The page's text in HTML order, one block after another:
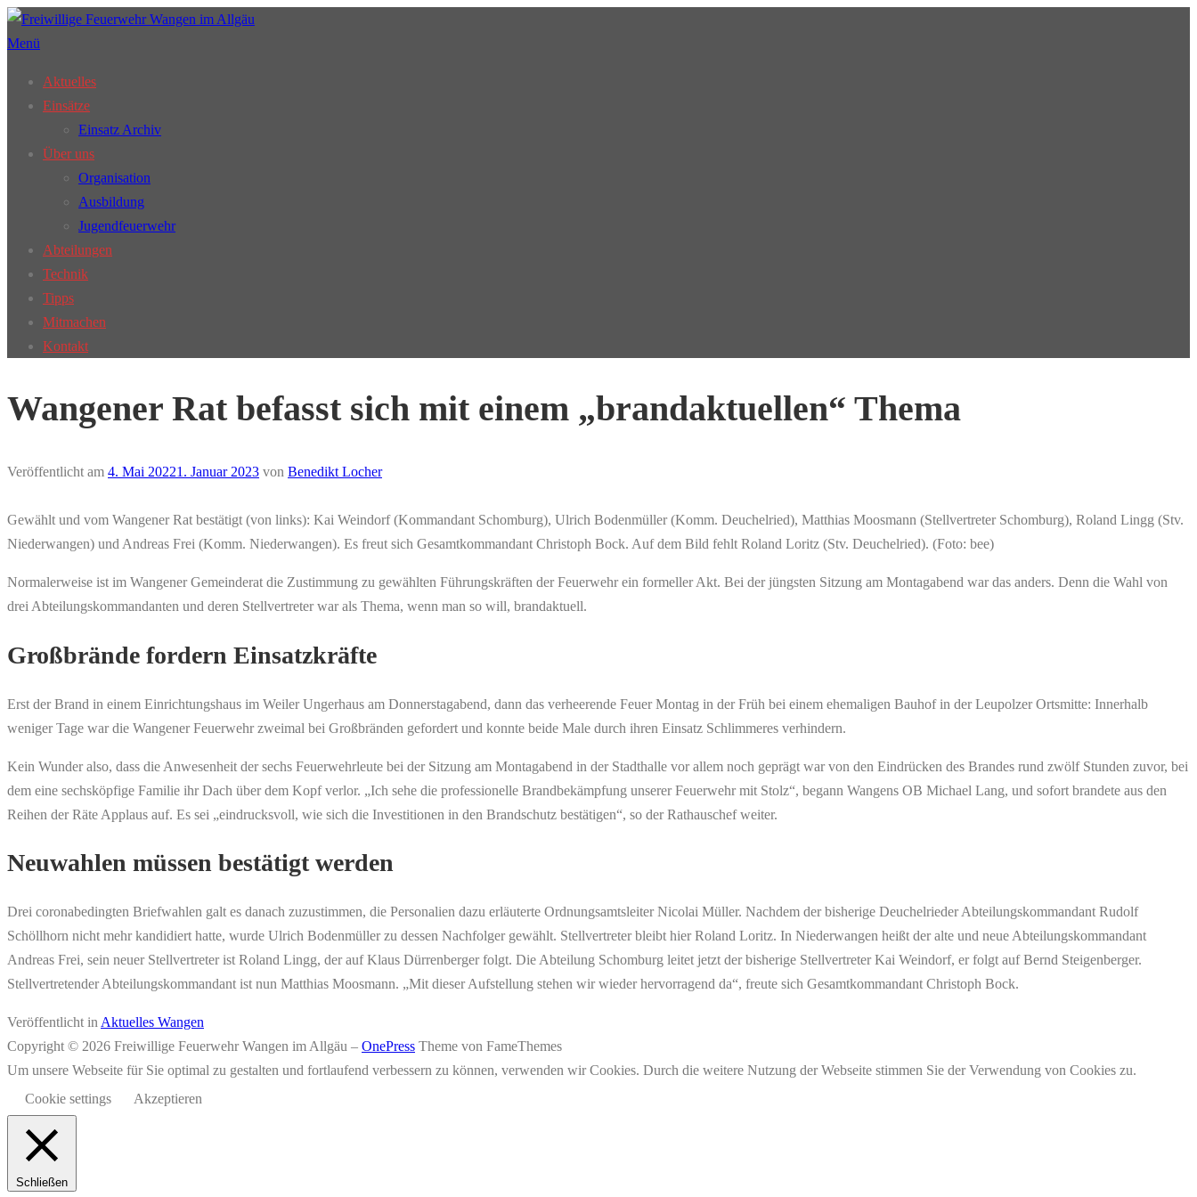
Zum
Inhalt
Menü
Aktuelles
Einsätze
Einsatz Archiv
Über uns
Organisation
Ausbildung
Jugendfeuerwehr
Abteilungen
Technik
Tipps
Mitmachen
Kontakt
Wangener Rat befasst sich mit einem „brandaktuellen“ Thema
Veröffentlicht am 4. Mai 20221. Januar 2023 von Benedikt Locher
Gewählt und vom Wangener Rat bestätigt (von links): Kai Weindorf (Kommandant Schomburg), Ulrich Bodenmüller (Komm. Deuchelried), Matthias Moosmann (Stellvertreter Schomburg), Roland Lingg (Stv.
Niederwangen) und Andreas Frei (Komm. Niederwangen). Es freut sich Gesamtkommandant Christoph Bock. Auf dem Bild fehlt Roland Loritz (Stv. Deuchelried). (Foto: bee)
Normalerweise ist im Wangener Gemeinderat die Zustimmung zu gewählten Führungskräften der Feuerwehr ein formeller Akt. Bei der jüngsten Sitzung am Montagabend war das anders. Denn die Wahl von
drei Abteilungskommandanten und deren Stellvertreter war als Thema, wenn man so will, brandaktuell.
Großbrände fordern Einsatzkräfte
Erst der Brand in einem Einrichtungshaus im Weiler Ungerhaus am Donnerstagabend, dann das verheerende Feuer Montag in der Früh bei einem ehemaligen Bauhof in der Leupolzer Ortsmitte: Innerhalb
weniger Tage war die Wangener Feuerwehr zweimal bei Großbränden gefordert und konnte beide Male durch ihren Einsatz Schlimmeres verhindern.
Kein Wunder also, dass die Anwesenheit der sechs Feuerwehrleute bei der Sitzung am Montagabend in der Stadthalle vor allem noch geprägt war von den Eindrücken des Brandes rund zwölf Stunden zuvor, bei
dem eine sechsköpfige Familie ihr Dach über dem Kopf verlor. „Ich sehe die professionelle Brandbekämpfung unserer Feuerwehr mit Stolz“, begann Wangens OB Michael Lang, und sofort brandete aus den
Reihen der Räte Applaus auf. Es sei „eindrucksvoll, wie sich die Investitionen in den Brandschutz bestätigen“, so der Rathauschef weiter.
Neuwahlen müssen bestätigt werden
Drei coronabedingten Briefwahlen galt es danach zuzustimmen, die Personalien dazu erläuterte Ordnungsamtsleiter Nicolai Müller. Nachdem der bisherige Deuchelrieder Abteilungskommandant Rudolf
Schöllhorn nicht mehr kandidiert hatte, wurde Ulrich Bodenmüller zu dessen Nachfolger gewählt. Stellvertreter bleibt hier Roland Loritz. In Niederwangen heißt der alte und neue Abteilungskommandant
Andreas Frei, sein neuer Stellvertreter ist Roland Lingg, der auf Klaus Dürrenberger folgt. Die Abteilung Schomburg leitet jetzt der bisherige Stellvertreter Kai Weindorf, er folgt auf Bernd Steigenberger.
Stellvertretender Abteilungskommandant ist nun Matthias Moosmann. „Mit dieser Aufstellung stehen wir wieder hervorragend da“, freute sich Gesamtkommandant Christoph Bock.
Veröffentlicht in Aktuelles Wangen
Copyright © 2026 Freiwillige Feuerwehr Wangen im Allgäu – OnePress Theme von FameThemes
Um unsere Webseite für Sie optimal zu gestalten und fortlaufend verbessern zu können, verwenden wir Cookies. Durch die weitere Nutzung der Webseite stimmen Sie der Verwendung von Cookies zu.
Cookie settings
Akzeptieren
Schließen